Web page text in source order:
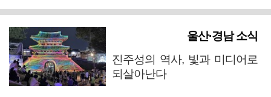
울산·경남 소식
진주성의 역사, 빛과 미디어로
되살아난다